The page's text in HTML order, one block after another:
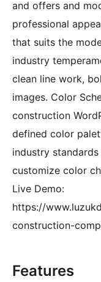
and offers and
professional
that suits the
industry
clean line work,
images. Color
construction
defined color
industry
customize color
Live Demo:
https://
construction-
Features